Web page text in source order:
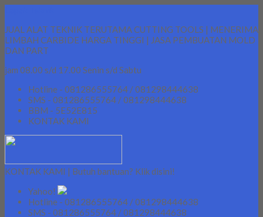
JUAL ALAT TEKNIK TERUTAMA CUTTING TOOLS | MENERIMA
LIMBAH CARBIDE HARGA TINGGI | JASA PEMBUATAN MOLD
DAN PART
jam 08.00 s/d 17.00 Senin s/d Sabtu
Hotline - 081286555764 / 081298444638
SMS - 081286555764 / 081298444638
BBM - 5E52E815
KONTAK KAMI
KONTAK KAMI | Butuh bantuan? Klik disini!
Yahoo!
Hotline - 081286555764 / 081298444638
SMS - 081286555764 / 081298444638